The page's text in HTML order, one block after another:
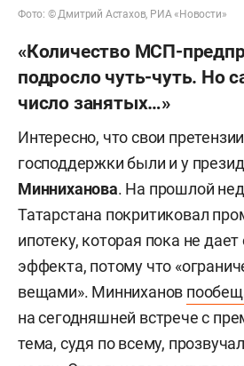
Фото: © Дмитрий Астахов, РИА «Новости»
«Количество МСП-
подросло чуть-чуть. Но
число занятых…»
Интересно, что свои
господдержки были и у
Минниханова. На прошлой
Татарстана покритиковал
ипотеку, которая пока не
эффекта, потому что
вещами». Минниханов
на сегодняшней встрече с
тема, судя по всему,